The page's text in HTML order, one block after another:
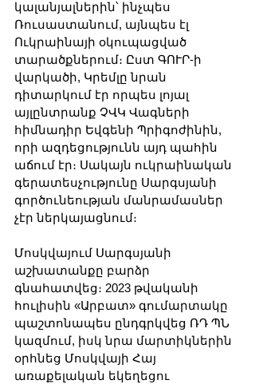
կալանյալներին՝ ինչպես
Ռուսաստանում, այնպես էլ
Ուկրաինայի օկուպացված
տարածքներում։ Ըստ ԳՈՒՐ-ի
վարկածի, Կրեմլը նրան
դիտարկում էր որպես լոյալ
այլընտրանք ՉՎԿ Վագների
հիմնադիր Եվգենի Պրիգոժինին,
որի ազդեցությունն այդ պահին
աճում էր։ Սակայն ուկրաինական
գերատեսչությունը Սարգսյանի
գործունեության մանրամասներ
չէր ներկայացնում։
Մոսկվայում Սարգսյանի
աշխատանքը բարձր
գնահատվեց։ 2023 թվականի
հուլիսին «Արբատ» գումարտակը
պաշտոնապես ընդգրկվեց ՌԴ ՊՆ
կազմում, իսկ նրա մարտիկներին
օրհնեց Մոսկվայի Հայ
առաքելական եկեղեցու